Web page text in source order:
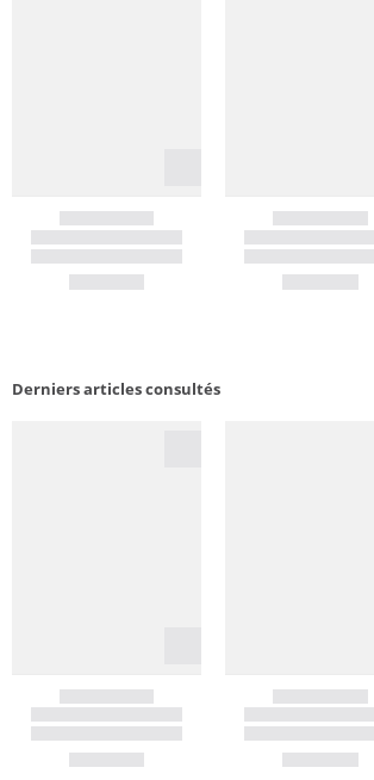
Derniers articles consultés